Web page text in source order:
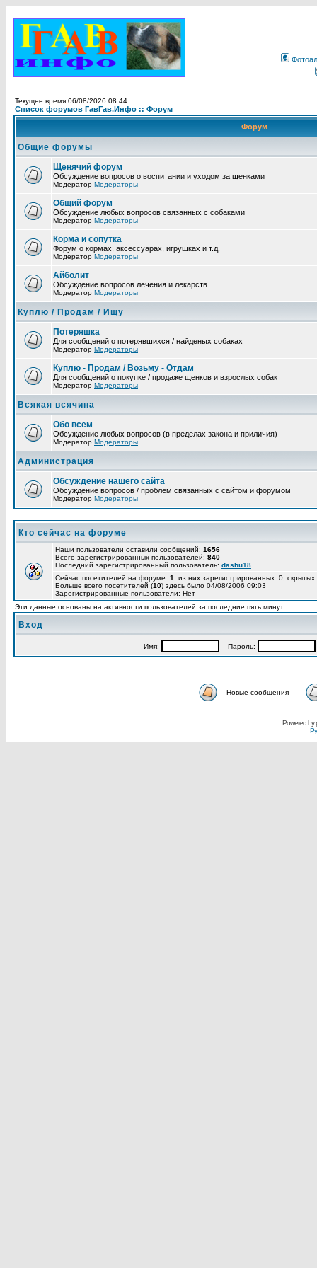
Текущее время 06/08/2026 08:44
Список форумов ГавГав.Инфо :: Форум
Форум
Общие форумы
Щенячий форум
Обсуждение вопросов о воспитании и уходом за щенками
Модератор Модераторы
Общий форум
Обсуждение любых вопросов связанных с собаками
Модератор Модераторы
Корма и сопутка
Форум о кормах, аксессуарах, игрушках и т.д.
Модератор Модераторы
Айболит
Обсуждение вопросов лечения и лекарств
Модератор Модераторы
Куплю / Продам / Ищу
Потеряшка
Для сообщений о потерявшихся / найденых собаках
Модератор Модераторы
Куплю - Продам / Возьму - Отдам
Для сообщений о покупке / продаже щенков и взрослых собак
Модератор Модераторы
Всякая всячина
Обо всем
Обсуждение любых вопросов (в пределах закона и приличия)
Модератор Модераторы
Администрация
Обсуждение нашего сайта
Обсуждение вопросов / проблем связанных с сайтом и форумом
Модератор Модераторы
Кто сейчас на форуме
Наши пользователи оставили сообщений: 1656
Всего зарегистрированных пользователей: 840
Последний зарегистрированный пользователь: dashu18
Сейчас посетителей на форуме: 1
, из них зарегистрированных: 0,
Больше всего посетителей (10) здесь было 04/08/2006 09:03
Зарегистрированные пользователи: Нет
Эти данные основаны на активности пользователей за последние пять минут
Вход
Имя: Пароль:
Новые сообщения
Powered by